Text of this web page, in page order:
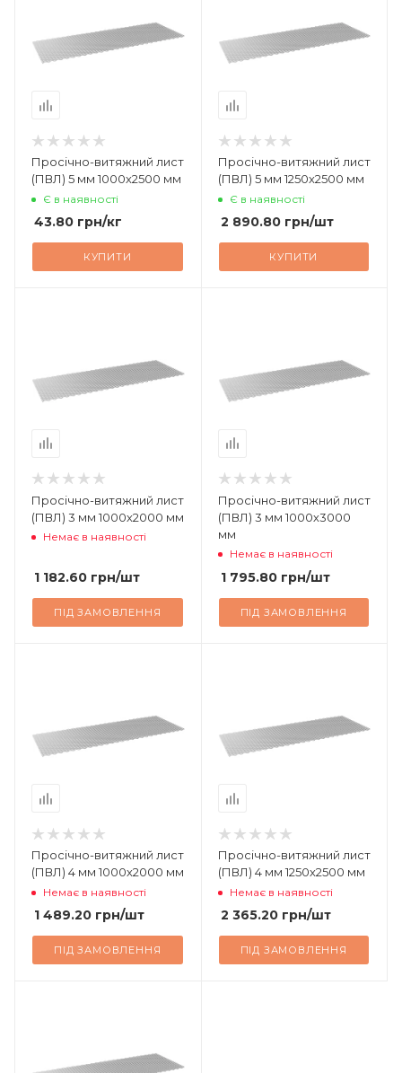
Просічно-витяжний лист
(ПВЛ) 5 мм 1000х2500 мм
Є в наявності
43.80 грн/кг
КУПИТИ
Просічно-витяжний лист
(ПВЛ) 5 мм 1250х2500 мм
Є в наявності
2 890.80грн/шт
КУПИТИ
Просічно-витяжний лист
(ПВЛ) 3 мм 1000х2000 мм
Немає в наявності
1 182.60 грн/шт
ПІД ЗАМОВЛЕННЯ
Просічно-витяжний лист
(ПВЛ) 3 мм 1000х3000
мм
Немає в наявності
1 795.80грн/шт
ПІД ЗАМОВЛЕННЯ
Просічно-витяжний лист
(ПВЛ) 4 мм 1000х2000 мм
Немає в наявності
1 489.20 грн/шт
ПІД ЗАМОВЛЕННЯ
Просічно-витяжний лист
(ПВЛ) 4 мм 1250х2500 мм
Немає в наявності
2 365.20грн/шт
ПІД ЗАМОВЛЕННЯ